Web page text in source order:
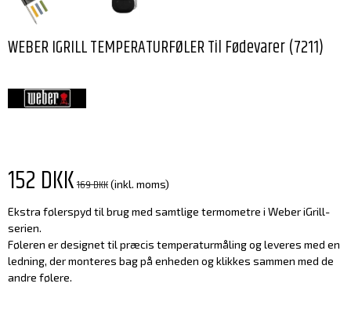
WEBER IGRILL TEMPERATURFØLER Til Fødevarer (7211)
152 DKK169 DKK(inkl. moms)
Ekstra følerspyd til brug med samtlige termometre i Weber iGrill-
serien.
Føleren er designet til præcis temperaturmåling og leveres med en
ledning, der monteres bag på enheden og klikkes sammen med de
andre følere.